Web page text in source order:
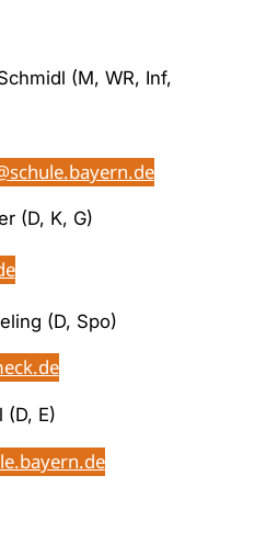
(M, WR, Inf,
(D, K, G)
(D, Spo)
(D, E)